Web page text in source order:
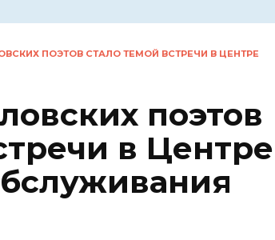
ПОЭТОВ СТАЛО ТЕМОЙ ВСТРЕЧИ В ЦЕНТРЕ
поэтов
в Центре